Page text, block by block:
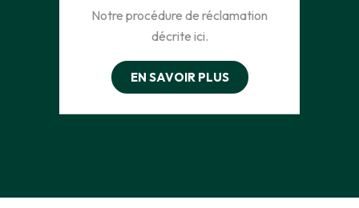
Notre procédure de réclamation
décrite ici.
EN SAVOIR PLUS